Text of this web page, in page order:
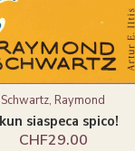
Schwartz, Raymond
siaspeca spico!
CHF29.00